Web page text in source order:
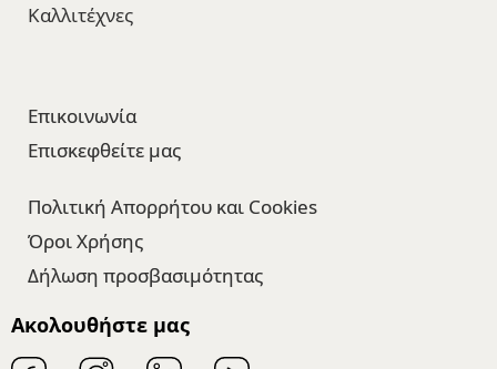
Καλλιτέχνες
Επικοινωνία
Επισκεφθείτε μας​
Πολιτική Απορρήτου και Cookies
Όροι Χρήσης
Δήλωση προσβασιμότητας
Ακολουθήστε μας